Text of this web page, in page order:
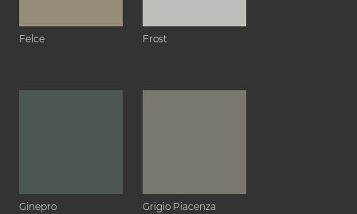
Felce Frost
Ginepro Grigio Piacenza